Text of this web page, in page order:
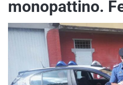
monopattino.